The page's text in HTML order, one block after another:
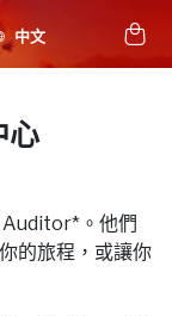
。他們
的旅程，或讓你